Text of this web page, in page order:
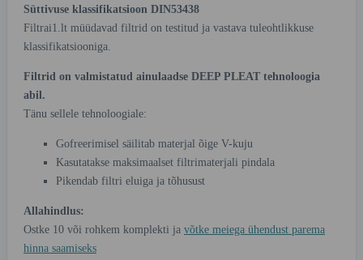
Süttivuse klassifikatsioon DIN53438
Filtrai1.lt müüdavad filtrid on testitud ja vastava tuleohtlikkuse
klassifikatsiooniga.
Filtrid on valmistatud ainulaadse DEEP PLEAT tehnoloogia
abil.
Tänu sellele tehnoloogiale:
Gofreerimisel säilitab materjal õige V-kuju
Kasutatakse maksimaalset filtrimaterjali pindala
Pikendab filtri eluiga ja tõhusust
Allahindlus:
Ostke 10 või rohkem komplekti ja võtke meiega ühendust parema
hinna saamiseks